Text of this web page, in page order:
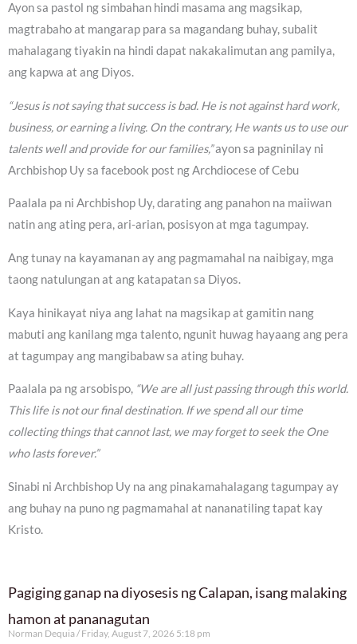
Ayon sa pastol ng simbahan hindi masama ang magsikap,
magtrabaho at mangarap para sa magandang buhay, subalit
mahalagang tiyakin na hindi dapat nakakalimutan ang pamilya,
ang kapwa at ang Diyos.
“Jesus is not saying that success is bad. He is not against hard work,
business, or earning a living. On the contrary, He wants us to use our
talents well and provide for our families,”ayon sa pagninilay ni
Archbishop Uy sa facebook post ng Archdiocese of Cebu
Paalala pa ni Archbishop Uy, darating ang panahon na maiiwan
natin ang ating pera, ari-arian, posisyon at mga tagumpay.
Ang tunay na kayamanan ay ang pagmamahal na naibigay, mga
taong natulungan at ang katapatan sa Diyos.
Kaya hinikayat niya ang lahat na magsikap at gamitin nang
mabuti ang kanilang mga talento, ngunit huwag hayaang ang pera
at tagumpay ang mangibabaw sa ating buhay.
Paalala pa ng arsobispo, “We are all just passing through this world.
This life is not our final destination. If we spend all our time
collecting things that cannot last, we may forget to seek the One
who lasts forever.”
Sinabi ni Archbishop Uy na ang pinakamahalagang tagumpay ay
ang buhay na puno ng pagmamahal at nananatiling tapat kay
Kristo.
Pagiging ganap na diyosesis ng Calapan, isang malaking
hamon at pananagutan
Norman Dequia Friday, August 7, 2026 5:18 pm